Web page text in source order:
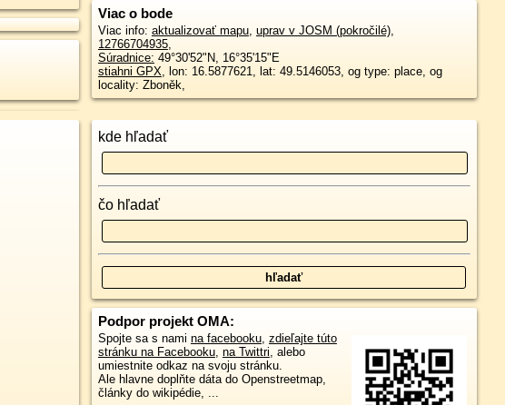
Viac o bode
Viac info: aktualizovať mapu, uprav v JOSM (pokročilé),
12766704935,
Súradnice: 49°30'52"N, 16°35'15"E
stiahni GPX, lon: 16.5877621, lat: 49.5146053, og type: place, og
locality: Zboněk,
kde hľadať
čo hľadať
Podpor projekt OMA:
Spojte sa s nami na facebooku, zdieľajte túto
stránku na Facebooku, na Twittri, alebo
umiestnite odkaz na svoju stránku.
Ale hlavne doplňte dáta do Openstreetmap,
články do wikipédie, ...